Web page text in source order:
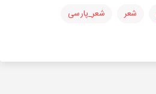
شعر
شعر_پارسی